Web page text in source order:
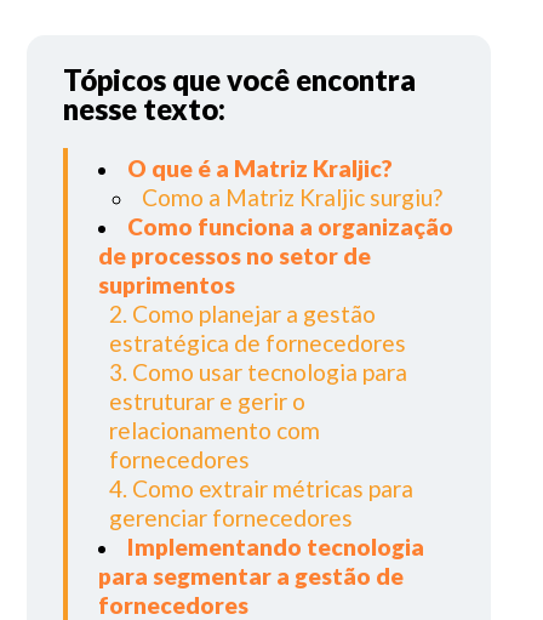
Tópicos que você encontra
nesse texto:
O que é a Matriz Kraljic?
Como a Matriz Kraljic surgiu?
Como funciona a organização
de processos no setor de
suprimentos
2. Como planejar a gestão
estratégica de fornecedores
3. Como usar tecnologia para
estruturar e gerir o
relacionamento com
fornecedores
4. Como extrair métricas para
gerenciar fornecedores
Implementando tecnologia
para segmentar a gestão de
fornecedores